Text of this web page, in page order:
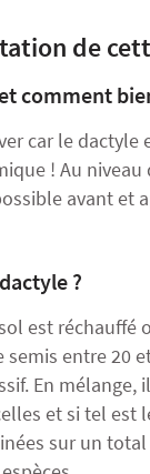
de
comment
car le
! Au
avant et
?
est réchauffé
entre 20
En mélange,
et si tel est
sur un